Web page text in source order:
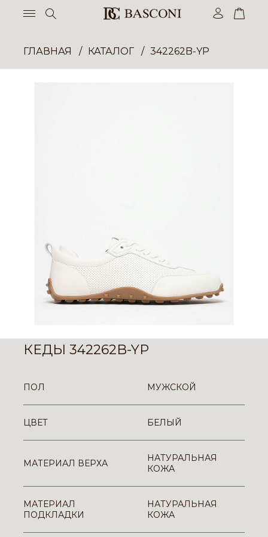
ГЛАВНАЯ КАТАЛОГ 342262B-YP
КЕДЫ 342262B-YP
ПОЛ МУЖСКОЙ
ЦВЕТ БЕЛЫЙ
МАТЕРИАЛ ВЕРХА
НАТУРАЛЬНАЯ
КОЖА
МАТЕРИАЛ
ПОДКЛАДКИ
НАТУРАЛЬНАЯ
КОЖА